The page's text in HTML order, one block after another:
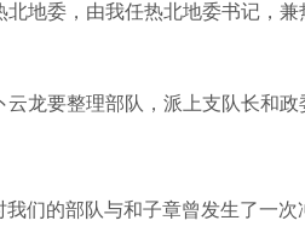
地委，由我任热北地委书记，
龙要整理部队，派上支队长和政
我们的部队与和子章曾发生了一